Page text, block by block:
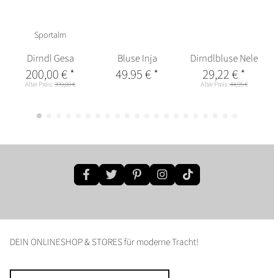
Sportalm
Dirndl Gesa
200,00 €*
Alter Preis:399,00 €
Bluse Inja
49,95 €*
Dirndlbluse Nele
29,22 €*
Alter Preis:44,95 €
DEIN ONLINESHOP & STORES für moderne Tracht!